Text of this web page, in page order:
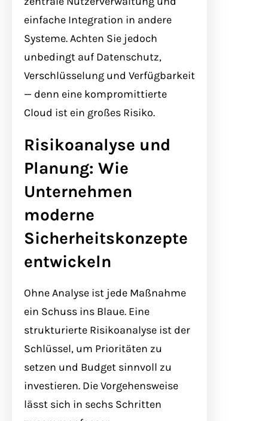
einfache Integration in andere
Systeme. Achten Sie jedoch
unbedingt auf Datenschutz,
Verschlüsselung und Verfügbarkeit
— denn eine kompromittierte
Cloud ist ein großes Risiko.
Risikoanalyse und
Planung: Wie
Unternehmen
moderne
Sicherheitskonzepte
entwickeln
Ohne Analyse ist jede Maßnahme
ein Schuss ins Blaue. Eine
strukturierte Risikoanalyse ist der
Schlüssel, um Prioritäten zu
setzen und Budget sinnvoll zu
investieren. Die Vorgehensweise
lässt sich in sechs Schritten